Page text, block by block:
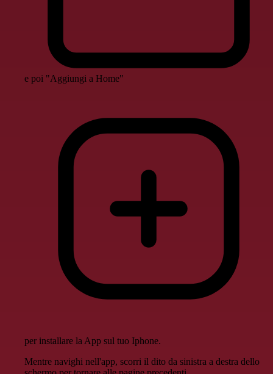
e poi "Aggiungi a Home"
per installare la App sul tuo Iphone.
Mentre navighi nell'app, scorri il dito da sinistra a destra dello